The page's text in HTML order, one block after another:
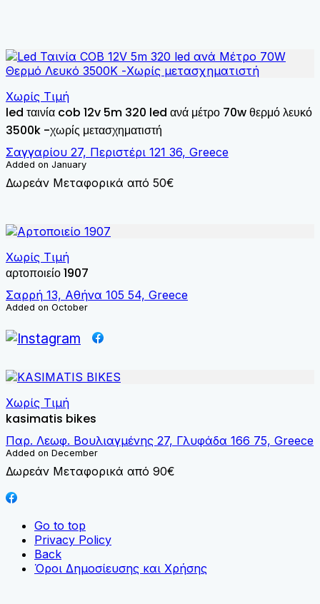
Χωρίς Τιμή
led ταινία cob 12v 5m 320 led ανά μέτρο 70w θερμό λευκό
3500k -χωρίς μετασχηματιστή
Σαγγαρίου 27, Περιστέρι 121 36, Greece
Added on January
Δωρεάν Μεταφορικά από 50€
Χωρίς Τιμή
αρτοποιείο 1907
Σαρρή 13, Αθήνα 105 54, Greece
Added on October
Χωρίς Τιμή
kasimatis bikes
Παρ. Λεωφ. Βουλιαγμένης 27, Γλυφάδα 166 75, Greece
Added on December
Δωρεάν Μεταφορικά από 90€
Go to top
Privacy Policy
Back
Όροι Δημοσίευσης και Χρήσης